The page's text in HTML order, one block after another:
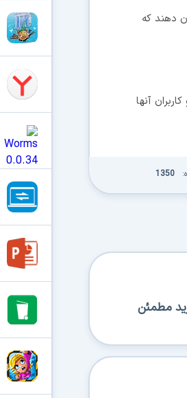
دهند که
آنها
1350